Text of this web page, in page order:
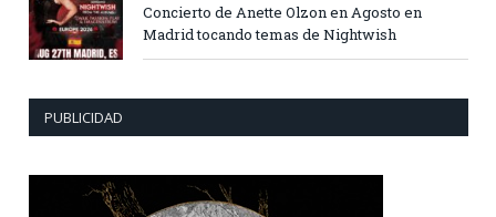
Concierto de Anette Olzon en Agosto en
Madrid tocando temas de Nightwish
PUBLICIDAD